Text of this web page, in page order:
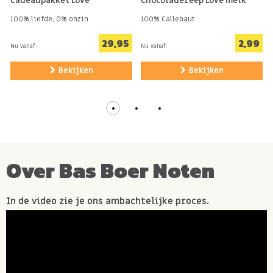
Lief gebaar voor iemand speciaal
Kleine verrassing of attentie
Cadeautje voor bij koffie of thee
100% liefde, 0% onzin
Nu vanaf: 29,95
Bekijken
100% Callebaut
Nu vanaf: 2,99
Bekijken
Over Bas Boer Noten
In de video zie je ons ambachtelijke proces.